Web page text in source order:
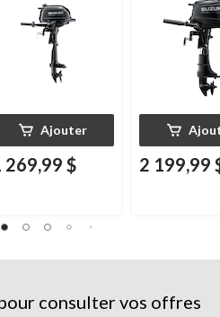
Ajouter
269,99 $ 2 199,99
consulter vos offres